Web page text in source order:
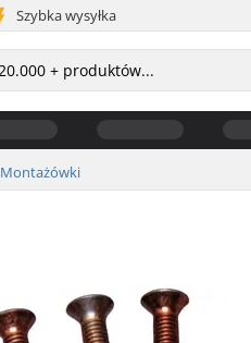
Szybka wysyłka
Montażówki